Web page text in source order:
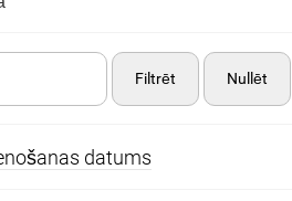
Filtrēt Nullēt
datums